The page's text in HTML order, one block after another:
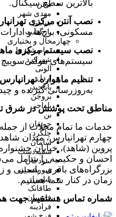
مجن
مهدی شهر
میامی
بازگشت
چهارمحال و بختیاری
تمام شهر‌ها
شهرکرد
آلونی
اردل
باباحیدر
بروجن
بلداجی
بن
جونقان
چلگرد
سامان
سفیددشت
سودجان
سورشجان
شلمزار
طاقانک
فارسان
فرادبنه
بالاترین سطح سیگنال.
نصب آنتن مرکزی
مسکونی، برج‌ها و ادارات.
نصب سیستم مرکزی
سیستم‌های مولتی‌سوییچ
تنظیم ماهواره
به‌روزرسانی گیرنده و
مناطق تحت پوشش در شرق
خدمات ما تمام محلات از
چهارم تهرانپارس، میدان
پروین (شاهد)، خیابان
احسان و حکیمیه را شامل
بزرگراه‌های باقری، یاسینی و
زمان در کنار شما هستیم.
شماره تماس مستقیم جهت